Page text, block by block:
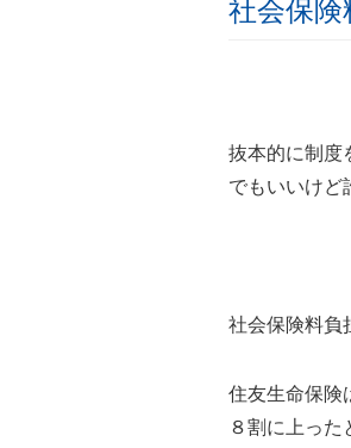
社会保険
抜本的に制度
でもいいけど
社会保険料
住友生命保険
８割に上った